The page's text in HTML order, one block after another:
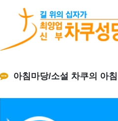
아침마당/소설 차쿠의 아침